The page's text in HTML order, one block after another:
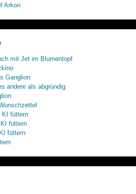
Arkon
mit Jet im Blumentopf
Ganglion
andere als abgründig
KI füttern
KI füttern
füttern